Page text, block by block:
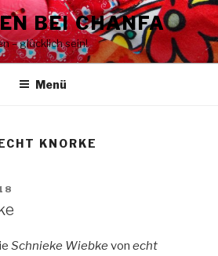
BEI CHANFA
– glücklich sein!
Menü
KNORKE
Schnieke Wiebke von echt